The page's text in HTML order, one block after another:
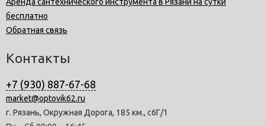
бесплатно
Обратная связь
Контакты
+7 (930) 887-67-68
market@optovik62.ru
г. Рязань, Окружная Дорога, 185 км., с6Г/1